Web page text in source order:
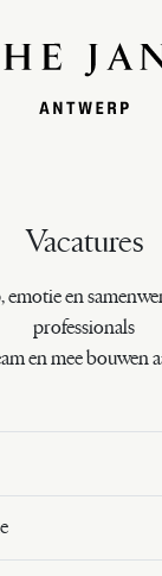
Vacatures
emotie en
professionals
en mee bouwen